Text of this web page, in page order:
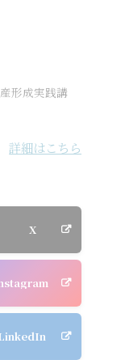
形成実践講
詳細はこちら
X